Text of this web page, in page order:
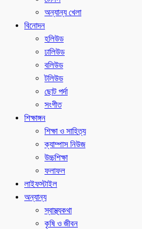
অন্যান্য খেলা
বিনোদন
হলিউড
ঢালিউড
বলিউড
টলিউড
ছোট পর্দা
সংগীত
শিক্ষাঙ্গন
শিক্ষা ও সাহিত্য
ক্যাম্পাস নিউজ
উচ্চশিক্ষা
ফলাফল
লাইফস্টাইল
অন্যান্য
স্বাস্থ্যকথা
কৃষি ও জীবন